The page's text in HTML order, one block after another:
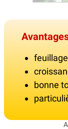
bonne